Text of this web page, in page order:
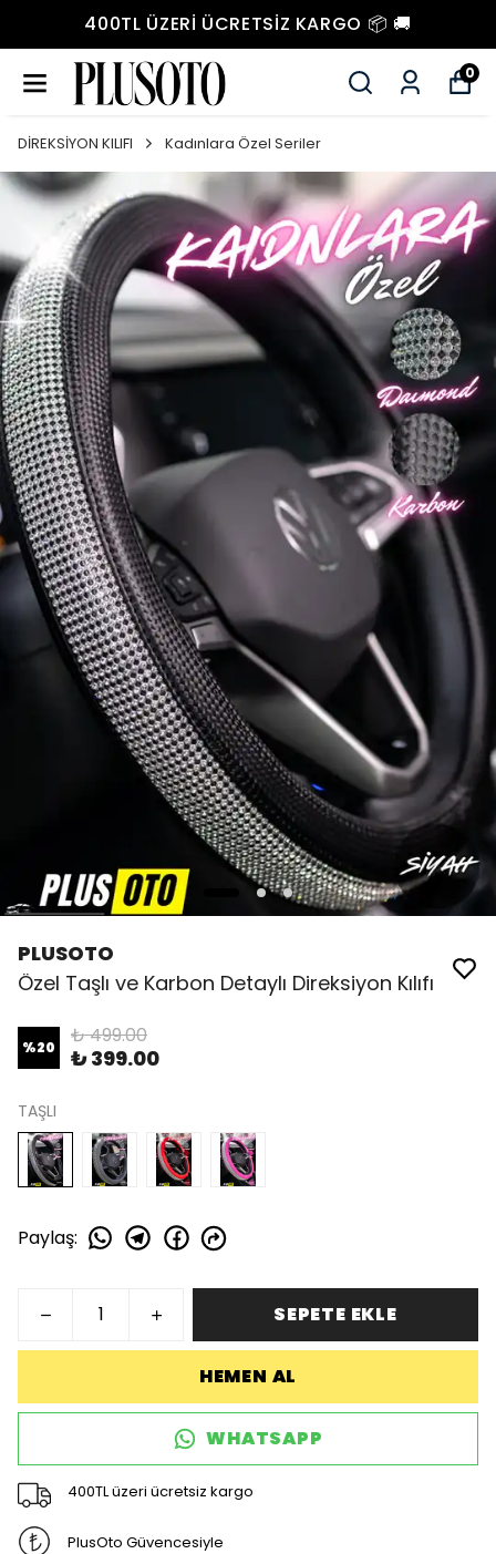
400TL ÜZERI ÜCRETSIZ KARGO 📦 🚚
0
DİREKSİYON KILIFI Kadınlara Özel Seriler
PLUSOTO
Özel Taşlı ve Karbon Detaylı Direksiyon Kılıfı
%20 ₺ 499.00
₺ 399.00
TAŞLI
Paylaş:
SEPETE EKLE
HEMEN AL
WHATSAPP
400TL üzeri ücretsiz kargo
PlusOto Güvencesiyle